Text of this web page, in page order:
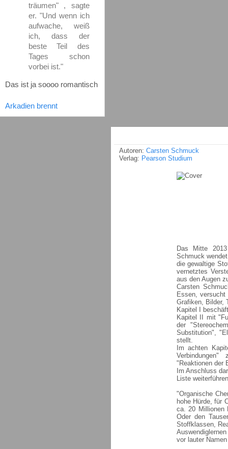
träumen" , sagte
er. "Und wenn ich
aufwache, weiß
ich, dass der
beste Teil des
Tages schon
vorbei ist."
Das ist ja soooo romantisch
Arkadien brennt
Autoren: Carsten Schmuck
Verlag: Pearson Studium
Das Mitte
Schmuck
die gewaltige
vernetztes
aus den Augen
Carsten
Essen,
Grafiken, Bilder,
Kapitel I
Kapitel II mit
der
Substitution",
stellt.
Im achten
"Reaktionen der
Im Anschluss
Liste
"Organische
hohe Hürde, für
ca. 20 Millionen
Oder den
Stoffklassen,
vor lauter